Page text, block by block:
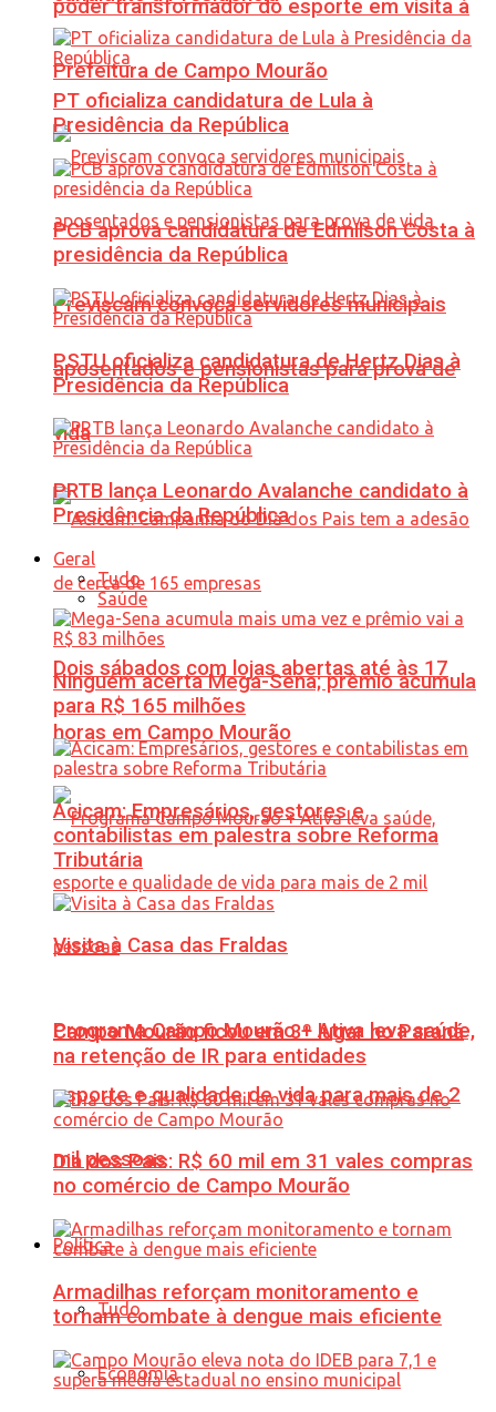
poder transformador do esporte em visita à
Prefeitura de Campo Mourão
Previscam convoca servidores municipais
aposentados e pensionistas para prova de
vida
Dois sábados com lojas abertas até às 17
horas em Campo Mourão
Programa Campo Mourão + Ativa leva saúde,
esporte e qualidade de vida para mais de 2
mil pessoas
Política
Tudo
Economia
PT oficializa candidatura de Lula à
Presidência da República
PCB aprova candidatura de Edmilson Costa à
presidência da República
PSTU oficializa candidatura de Hertz Dias à
Presidência da República
PRTB lança Leonardo Avalanche candidato à
Presidência da República
Geral
Tudo
Saúde
Ninguém acerta Mega-Sena; prêmio acumula
para R$ 165 milhões
Acicam: Empresários, gestores e
contabilistas em palestra sobre Reforma
Tributária
Visita à Casa das Fraldas
Campo Mourão ficou em 3º lugar no Paraná
na retenção de IR para entidades
Dia dos Pais: R$ 60 mil em 31 vales compras
no comércio de Campo Mourão
Armadilhas reforçam monitoramento e
tornam combate à dengue mais eficiente